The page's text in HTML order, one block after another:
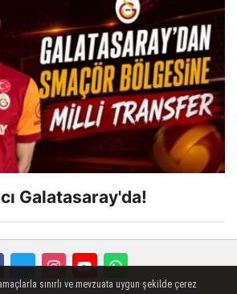
Galatasaray'da!
sınırlı ve mevzuata uygun şekilde çerez